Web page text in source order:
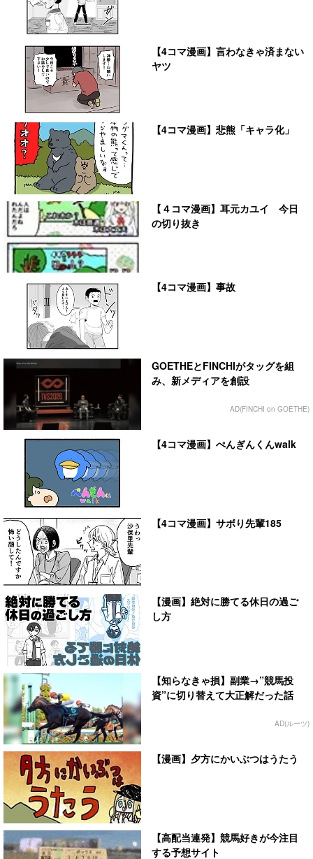
【4コマ漫画】言わなきゃ済まない
ヤツ
【4コマ漫画】悲熊「キャラ化」
【４コマ漫画】耳元カユイ 今日
の切り抜き
【4コマ漫画】事故
GOETHEとFINCHIがタッグを組
み、新メディアを創設
AD(FINCHI on GOETHE)
【4コマ漫画】ぺんぎんくんwalk
【4コマ漫画】サボり先輩185
【漫画】絶対に勝てる休日の過ご
し方
【知らなきゃ損】副業→”競馬投
資”に切り替えて大正解だった話
AD(ルーツ)
【漫画】夕方にかいぶつはうたう
【高配当連発】競馬好きが今注目
する予想サイト